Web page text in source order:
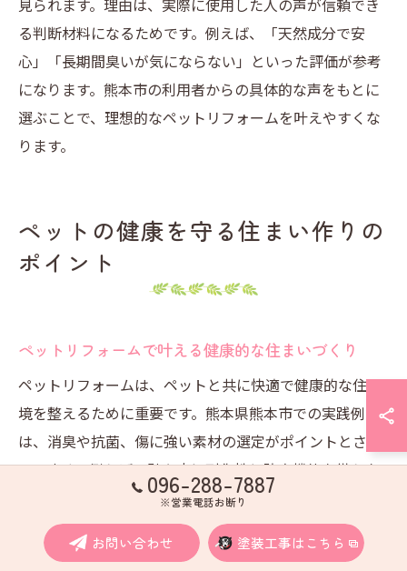
見られます。理由は、実際に使用した人の声が信頼でき
る判断材料になるためです。例えば、「天然成分で安
心」「長期間臭いが気にならない」といった評価が参考
になります。熊本市の利用者からの具体的な声をもとに
選ぶことで、理想的なペットリフォームを叶えやすくな
ります。
ペットの健康を守る住まい作りの
ポイント
ペットリフォームで叶える健康的な住まいづくり
ペットリフォームは、ペットと共に快適で健康的な住環
境を整えるために重要です。熊本県熊本市での実践例で
は、消臭や抗菌、傷に強い素材の選定がポイントとされ
ています。例えば、壁や床に耐傷性と防臭機能を備えた
リフォームを施すことで、ペットの健康維持と住環境の
清潔さを両立できます。具体的には、天然素材や低VOC
塗料の使用、滑りにくい床材の導入などが代表的な方法
096-288-7887
※営業電話お断り
お問い合わせ 塗装工事はこちら